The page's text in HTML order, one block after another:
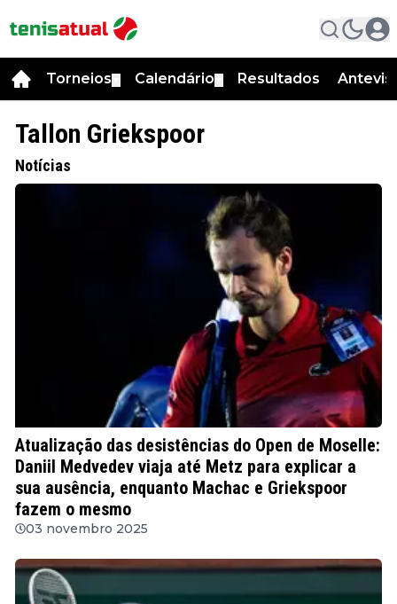
Torneios Calendário Resultados
Tallon Griekspoor
Notícias
Atualização das desistências do Open de Moselle:
Daniil Medvedev viaja até Metz para explicar a
sua ausência, enquanto Machac e Griekspoor
fazem o mesmo
03 novembro 2025